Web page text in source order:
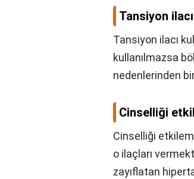
Tansiyon
Tansiyon ilacı
kullanılmazsa
nedenlerinden
Cinselliği
Cinselliği
o ilaçları
zayıflatan